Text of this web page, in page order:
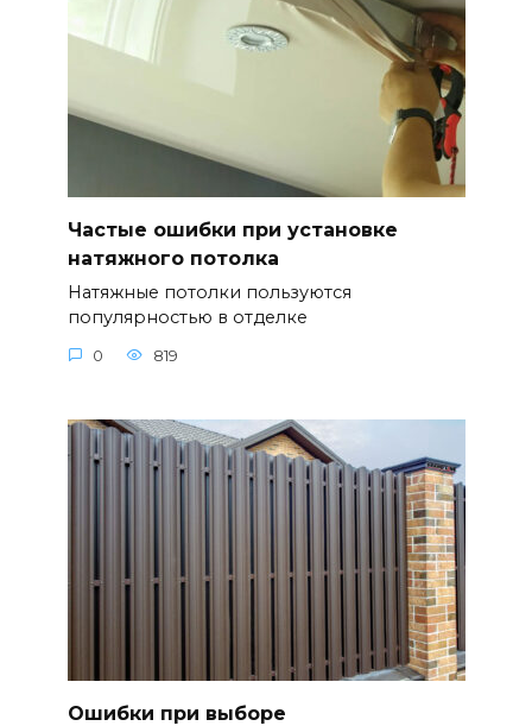
Частые ошибки при установке
натяжного потолка
Натяжные потолки пользуются
популярностью в отделке
0 819
Ошибки при выборе